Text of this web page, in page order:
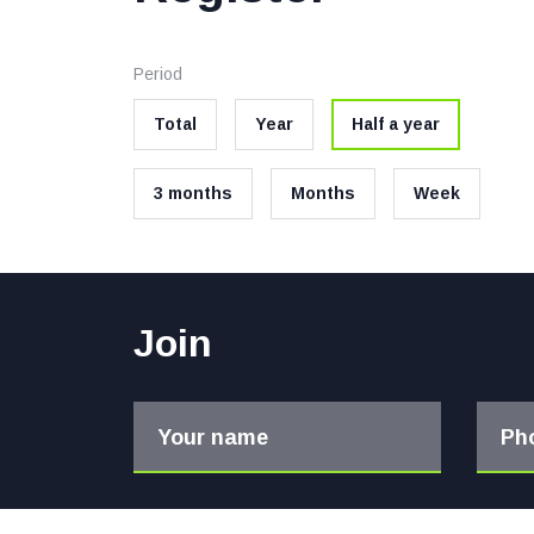
Period
Total Year Half a year
3 months Months Week
Join
Your name